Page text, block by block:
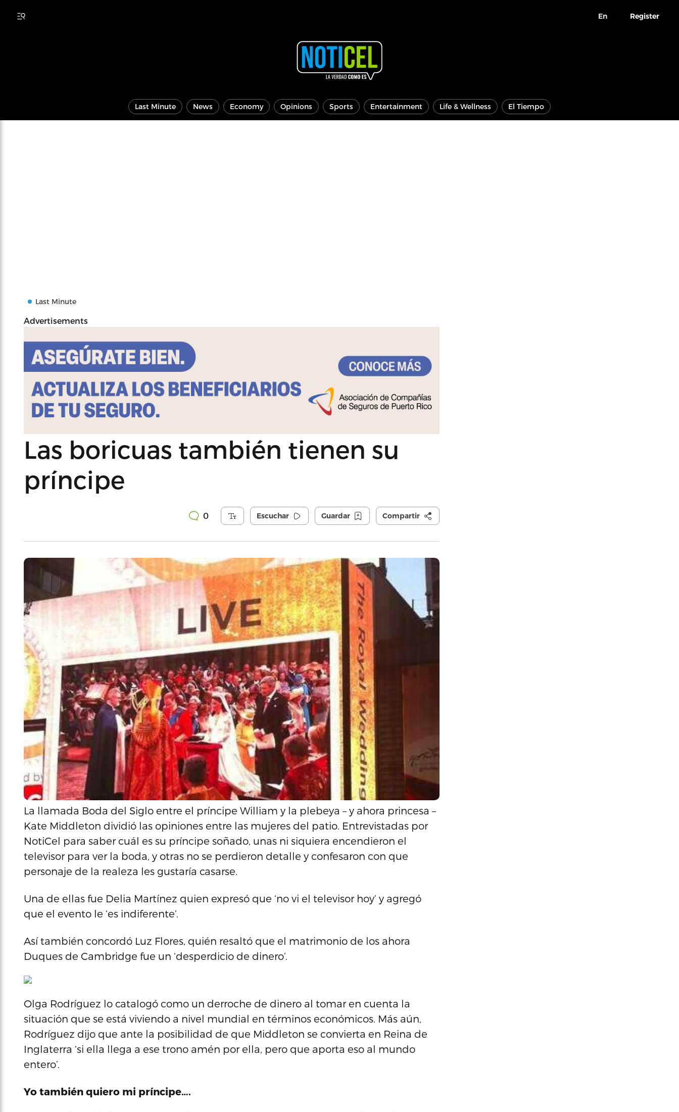
En Register
Last Minute News Economy Opinions Sports Entertainment Life & Wellness El Tiempo
Last Minute
Advertisements
Las boricuas también tienen su
príncipe
0 Escuchar Guardar Compartir
La llamada Boda del Siglo entre el príncipe William y la plebeya – y ahora princesa –
Kate Middleton dividió las opiniones entre las mujeres del patio. Entrevistadas por
NotiCel para saber cuál es su príncipe soñado, unas ni siquiera encendieron el
televisor para ver la boda, y otras no se perdieron detalle y confesaron con que
personaje de la realeza les gustaría casarse.
Una de ellas fue Delia Martínez quien expresó que ‘no vi el televisor hoy’ y agregó
que el evento le ‘es indiferente’.
Así también concordó Luz Flores, quién resaltó que el matrimonio de los ahora
Duques de Cambridge fue un ‘desperdicio de dinero’.
Olga Rodríguez lo catalogó como un derroche de dinero al tomar en cuenta la
situación que se está viviendo a nivel mundial en términos económicos. Más aún,
Rodríguez dijo que ante la posibilidad de que Middleton se convierta en Reina de
Inglaterra ‘si ella llega a ese trono amén por ella, pero que aporta eso al mundo
entero’.
Yo también quiero mi príncipe….